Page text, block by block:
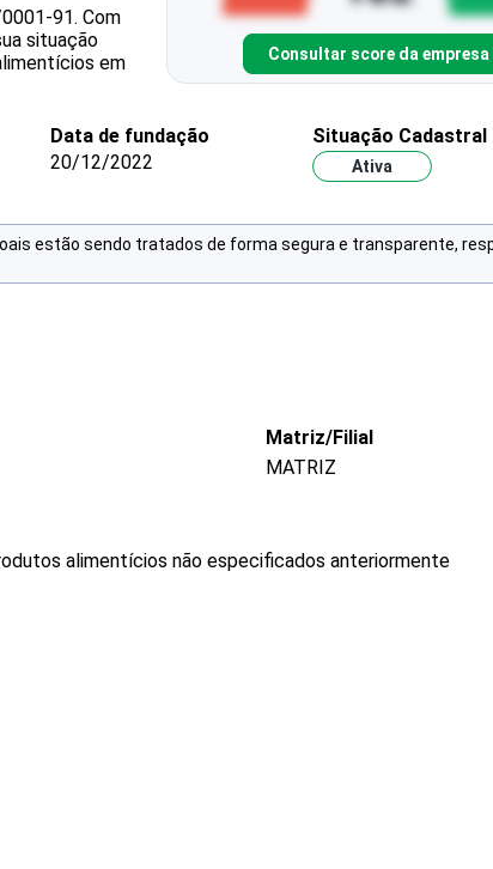
91. Com
situação
em
Consultar score da empresa
Data de fundação
20/12/2022
Situação Cadastral
Ativa
estão sendo tratados de forma segura e transparente,
Matriz/Filial
MATRIZ
alimentícios não especificados anteriormente